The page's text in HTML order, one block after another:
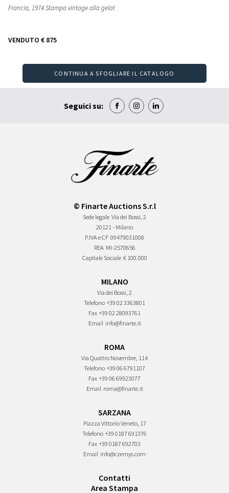
Francia, 1974 Stampa vintage alla gelat
VENDUTO € 875
CONTINUA A SFOGLIARE IL CATALOGO
Seguici su:
© Finarte Auctions S.r.l
Sede legale Via dei Bossi, 2
20121 - Milano
P.IVA e CF 09479031008
REA MI-2570656
Capitale Sociale € 100.000
MILANO
Via dei Bossi, 2
Telefono +39 02 3363801
Fax +39 02 28093761
Email info@finarte.it
ROMA
Via Quattro Novembre, 114
Telefono +39 06 6791107
Fax +39 06 69923077
Email roma@finarte.it
SARZANA
Piazza Vittorio Veneto, 17
Telefono +39 0187 691376
Fax +39 0187 692703
Email info@czernys.com
Contatti
Area Stampa